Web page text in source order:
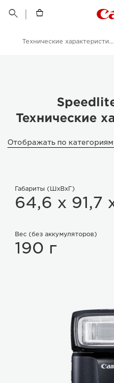
 
Speedlite EL-100
Технические характеристики
Технические
Отображать по категориям
Габариты (ШхВхГ)
64,6 x 91,7
Вес (без аккумуляторов)
190 г